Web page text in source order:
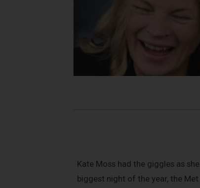
Kate Moss had the giggles as
biggest night of the year, the Met